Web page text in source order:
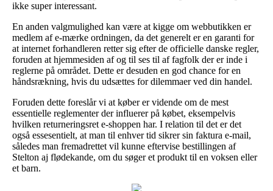
ikke super interessant.
En anden valgmulighed kan være at kigge om webbutikken er
medlem af e-mærke ordningen, da det generelt er en garanti for
at internet forhandleren retter sig efter de officielle danske regler,
foruden at hjemmesiden af og til ses til af fagfolk der er inde i
reglerne på området. Dette er desuden en god chance for en
håndsrækning, hvis du udsættes for dilemmaer ved din handel.
Foruden dette foreslår vi at køber er vidende om de mest
essentielle reglementer der influerer på købet, eksempelvis
hvilken returneringsret e-shoppen har. I relation til det er det
også essesentielt, at man til enhver tid sikrer sin faktura e-mail,
således man fremadrettet vil kunne eftervise bestillingen af
Stelton aj flødekande, om du søger et produkt til en voksen eller
et barn.